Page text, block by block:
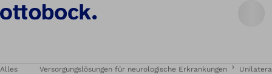
Alles
Versorgungslösungen für neurologische Erkrankungen